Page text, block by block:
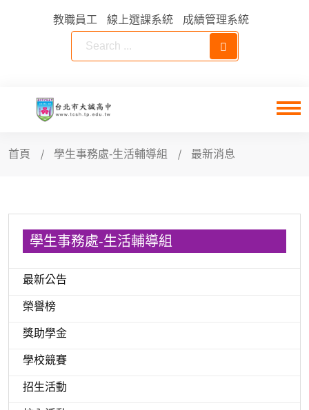
教職員工 線上選課系統 成績管理系統
首頁 學生事務處-生活輔導組 最新消息
學生事務處-生活輔導組
最新公告
榮譽榜
獎助學金
學校競賽
招生活動